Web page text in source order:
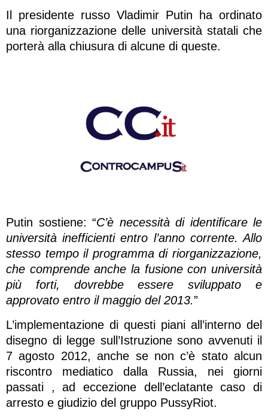
Il presidente russo Vladimir Putin ha ordinato
una riorganizzazione delle università statali che
porterà alla chiusura di alcune di queste.
Putin sostiene: “C’è necessità di identificare le
università inefficienti entro l’anno corrente. Allo
stesso tempo il programma di riorganizzazione,
che comprende anche la fusione con università
più forti, dovrebbe essere sviluppato e
approvato entro il maggio del 2013.”
L’implementazione di questi piani all’interno del
disegno di legge sull’Istruzione sono avvenuti il
7 agosto 2012, anche se non c’è stato alcun
riscontro mediatico dalla Russia, nei giorni
passati , ad eccezione dell’eclatante caso di
arresto e giudizio del gruppo PussyRiot.